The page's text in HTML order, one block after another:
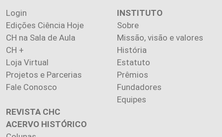
Login
Edições Ciência Hoje
CH na Sala de Aula
CH +
Loja Virtual
Projetos e Parcerias
Fale Conosco
INSTITUTO
Sobre
Missão, visão e valores
História
Estatuto
Prêmios
Fundadores
Equipes
REVISTA CHC
ACERVO HISTÓRICO